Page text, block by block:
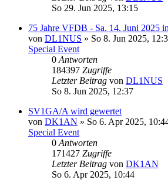
So 29. Jun 2025, 13:15
75 Jahre VFDB - Sa. 14. Juni 2025
von DL1NUS » So 8. Jun 2025,
Special Event
0 Antworten
184397 Zugriffe
Letzter Beitrag von DL1NUS
So 8. Jun 2025, 12:37
SV1GA/A wird gewertet
von DK1AN » So 6. Apr 2025,
Special Event
0 Antworten
171427 Zugriffe
Letzter Beitrag von DK1AN
So 6. Apr 2025, 10:44